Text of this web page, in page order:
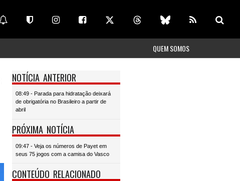
QUEM SOMOS
NOTÍCIA ANTERIOR
08:49 - Parada para hidratação deixará
de obrigatória no Brasileiro a partir de
abril
PRÓXIMA NOTÍCIA
09:47 - Veja os números de Payet em
seus 75 jogos com a camisa do Vasco
CONTEÚDO RELACIONADO